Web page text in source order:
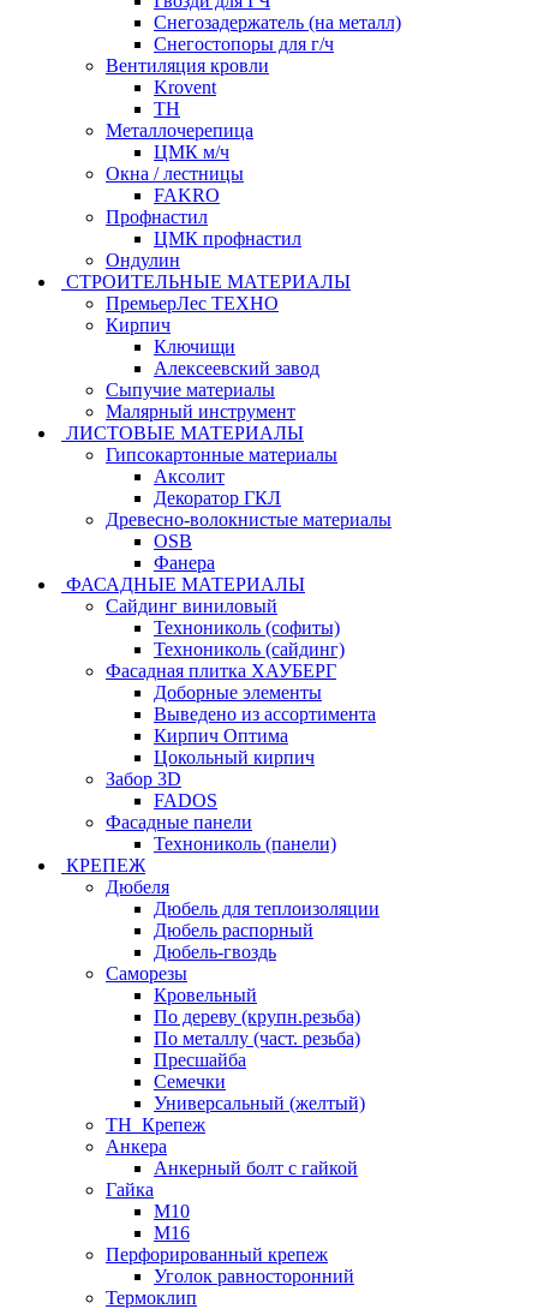
Снегозадержатель (на металл)
Снегостопоры для г/ч
Вентиляция кровли
Krovent
ТН
Металлочерепица
ЦМК м/ч
Окна / лестницы
FAKRO
Профнастил
ЦМК профнастил
Ондулин
СТРОИТЕЛЬНЫЕ МАТЕРИАЛЫ
ПремьерЛес ТЕХНО
Кирпич
Ключищи
Алексеевский завод
Сыпучие материалы
Малярный инструмент
ЛИСТОВЫЕ МАТЕРИАЛЫ
Гипсокартонные материалы
Аксолит
Декоратор ГКЛ
Древесно-волокнистые материалы
OSB
Фанера
ФАСАДНЫЕ МАТЕРИАЛЫ
Сайдинг виниловый
Технониколь (софиты)
Технониколь (сайдинг)
Фасадная плитка ХАУБЕРГ
Доборные элементы
Выведено из ассортимента
Кирпич Оптима
Цокольный кирпич
Забор 3D
FADOS
Фасадные панели
Технониколь (панели)
КРЕПЕЖ
Дюбеля
Дюбель для теплоизоляции
Дюбель распорный
Дюбель-гвоздь
Саморезы
Кровельный
По дереву (крупн.резьба)
По металлу (част. резьба)
Пресшайба
Семечки
Универсальный (желтый)
ТН_Крепеж
Анкера
Анкерный болт с гайкой
Гайка
М10
М16
Перфорированный крепеж
Уголок равносторонний
Термоклип